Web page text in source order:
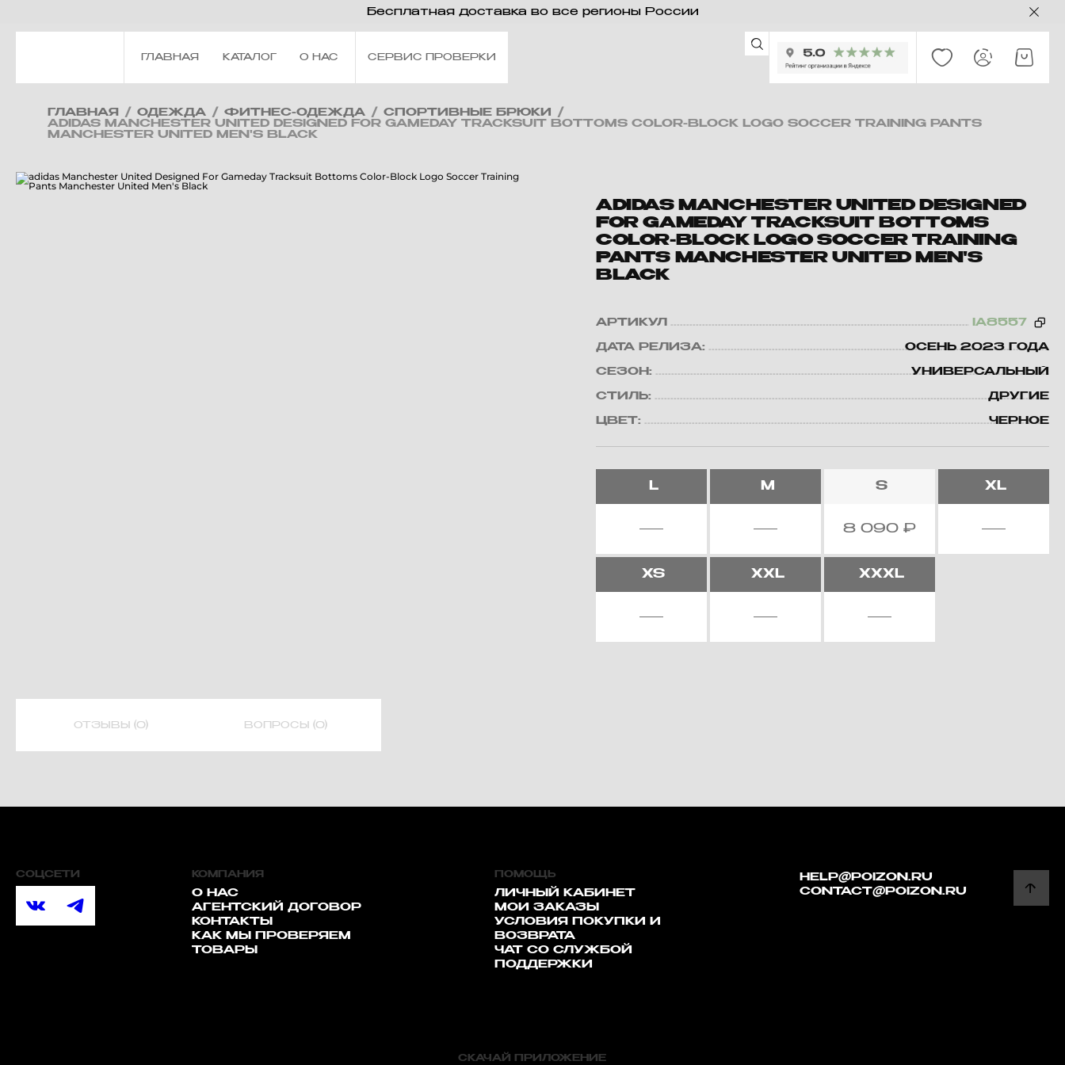
Бесплатная доставка во все регионы России
ГЛАВНАЯ КАТАЛОГ О НАС СЕРВИС ПРОВЕРКИ
ГЛАВНАЯ / ОДЕЖДА / ФИТНЕС-ОДЕЖДА / СПОРТИВНЫЕ БРЮКИ
/
ADIDAS MANCHESTER UNITED DESIGNED FOR GAMEDAY TRACKSUIT BOTTOMS COLOR-BLOCK LOGO SOCCER TRAINING PANTS
MANCHESTER UNITED MEN'S BLACK
ADIDAS MANCHESTER UNITED DESIGNED
FOR GAMEDAY TRACKSUIT BOTTOMS
COLOR-BLOCK LOGO SOCCER TRAINING
PANTS MANCHESTER UNITED MEN'S
BLACK
АРТИКУЛ IA8557
ДАТА РЕЛИЗА: ОСЕНЬ 2023 ГОДА
СЕЗОН: УНИВЕРСАЛЬНЫЙ
СТИЛЬ: ДРУГИЕ
ЦВЕТ: ЧЕРНОЕ
L M S
8 090₽
XL
XS XXL XXXL
ОТЗЫВЫ (0) ВОПРОСЫ (0)
СОЦСЕТИ КОМПАНИЯ
О НАС
АГЕНТСКИЙ ДОГОВОР
КОНТАКТЫ
КАК МЫ ПРОВЕРЯЕМ
ТОВАРЫ
HELP@POIZON.RU
CONTACT@POIZON.RU
ПОМОЩЬ
ЛИЧНЫЙ КАБИНЕТ
МОИ ЗАКАЗЫ
УСЛОВИЯ ПОКУПКИ И
ВОЗВРАТА
ЧАТ СО СЛУЖБОЙ
ПОДДЕРЖКИ
СКАЧАЙ ПРИЛОЖЕНИЕ